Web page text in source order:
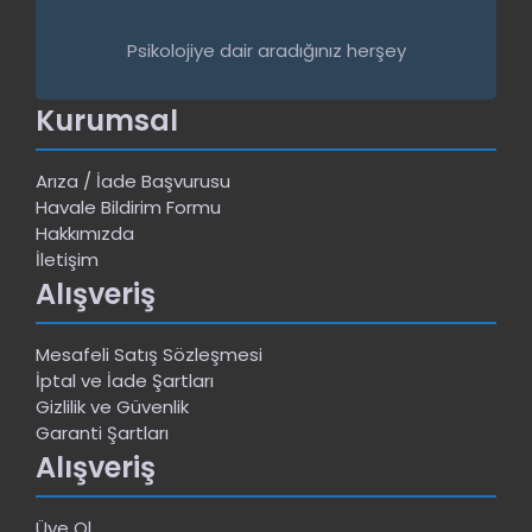
Psikolojiye dair aradığınız herşey
Kurumsal
Arıza / İade Başvurusu
Havale Bildirim Formu
Hakkımızda
İletişim
Alışveriş
Mesafeli Satış Sözleşmesi
İptal ve İade Şartları
Gizlilik ve Güvenlik
Garanti Şartları
Alışveriş